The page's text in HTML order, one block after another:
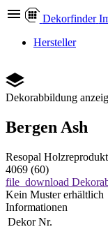
Dekorfinder
Hersteller
Dekorabbildung
Bergen Ash
Resopal
4069 (60)
file_download
Kein Muster erhältlich
Informationen
Dekor Nr.